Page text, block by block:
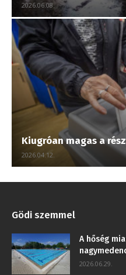
2026.06.08.
Kiugróan magas a
2026.04.12.
Gödi szemmel
A hőség
2026.06.29.